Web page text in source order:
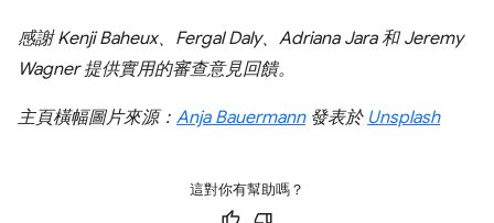
感謝 Kenji Baheux、Fergal Daly、Adriana Jara 和 Jeremy
Wagner 提供實用的審查意見回饋。
主頁橫幅圖片來源： Anja Bauermann發表於 Unsplash
這對你有幫助嗎？